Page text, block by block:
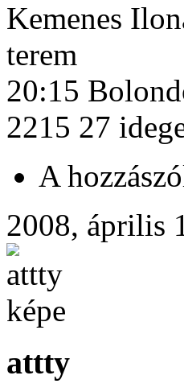
Kemenes
terem
20:15
2215 27
A
2008, április
attty